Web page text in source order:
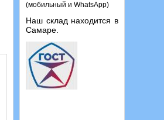
(мобильный и WhatsApp)
Наш склад находится в
Самаре.